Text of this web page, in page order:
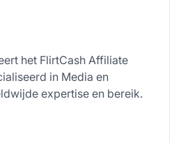
het FlirtCash Affiliate
in Media en
expertise en bereik.